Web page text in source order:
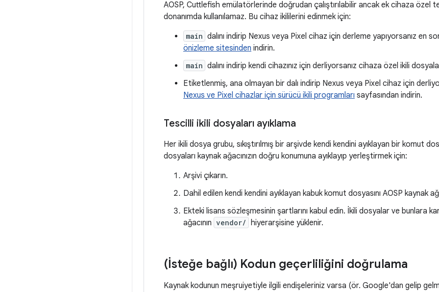
AOSP, Cuttlefish emülatörlerinde doğrudan çalıştırılabilir ancak ek cihaza özel
donanımda kullanılamaz. Bu cihaz ikililerini edinmek için:
main dalını indirip Nexus veya Pixel cihaz için derleme yapıyorsanız en
önizleme sitesinden indirin.
main dalını indirip kendi cihazınız için derliyorsanız cihaza özel ikili
Etiketlenmiş, ana olmayan bir dalı indirip Nexus veya Pixel cihaz için
Nexus ve Pixel cihazlar için sürücü ikili programları sayfasından indirin.
Tescilli ikili dosyaları ayıklama
Her ikili dosya grubu, sıkıştırılmış bir arşivde kendi kendini ayıklayan bir komut
dosyaları kaynak ağacınızın doğru konumuna ayıklayıp yerleştirmek için:
Arşivi çıkarın.
Dahil edilen kendi kendini ayıklayan kabuk komut dosyasını AOSP kaynak
Ekteki lisans sözleşmesinin şartlarını kabul edin. İkili dosyalar ve bunlara
ağacının vendor/ hiyerarşisine yüklenir.
(İsteğe bağlı) Kodun geçerliliğini doğrulama
Kaynak kodunun meşruiyetiyle ilgili endişeleriniz varsa (ör. Google'dan gelip